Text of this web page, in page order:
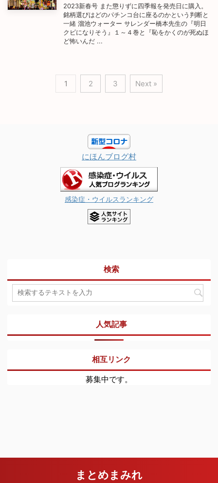
2023新春号 また懲りずに四季報を発売日に購入。
銘柄選びはどのパチンコ台に座るのかという判断と
一緒 溜池ウォーター サレンダー橋本先生の『明日
クビになりそう』１～４巻と『恥をかくのが死ぬほ
ど怖いんだ ...
1 2 3 Next »
にほんブログ村
感染症・ウイルスランキング
検索
人気記事
相互リンク
募集中です。
まとめまみれ